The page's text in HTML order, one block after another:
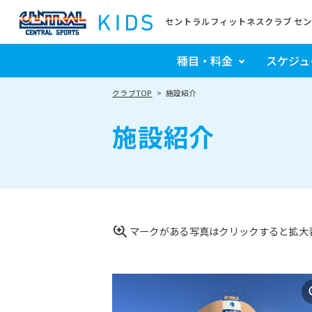
セントラルフィットネスクラブ セ
種目・料金 スケジ
クラブTOP 施設紹介
施設紹介
マークがある写真はクリックすると拡大